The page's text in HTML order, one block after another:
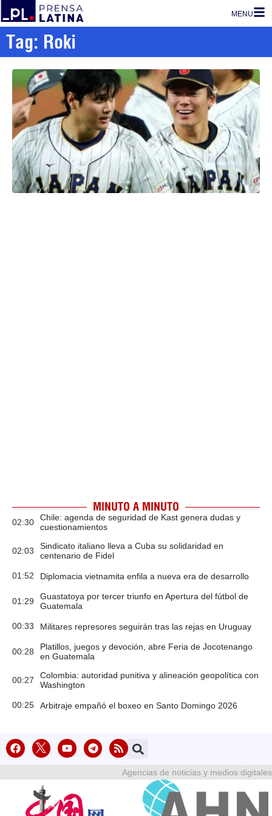
MENU
Tag: Roki
MINUTO A MINUTO
02:30
Chile: agenda de seguridad de Kast genera dudas y
cuestionamientos
02:03
Sindicato italiano lleva a Cuba su solidaridad en
centenario de Fidel
01:52 Diplomacia vietnamita enfila a nueva era de desarrollo
01:29
Guastatoya por tercer triunfo en Apertura del fútbol de
Guatemala
00:33 Militares represores seguirán tras las rejas en Uruguay
00:28
Platillos, juegos y devoción, abre Feria de Jocotenango
en Guatemala
00:27
Colombia: autoridad punitiva y alineación geopolítica con
Washington
00:25 Arbitraje empañó el boxeo en Santo Domingo 2026
Agencias de noticias y medios digitales